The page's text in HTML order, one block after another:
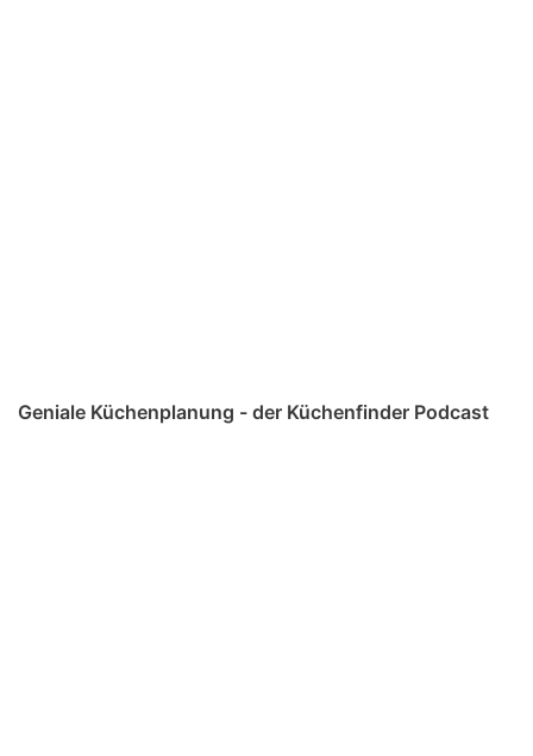
Geniale Küchenplanung - der Küchenfinder Podcast